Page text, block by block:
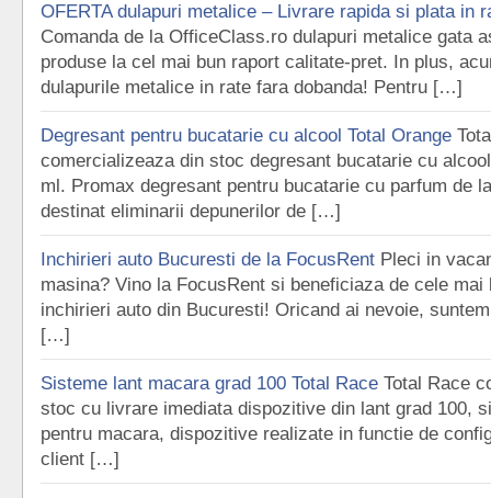
OFERTA dulapuri metalice – Livrare rapida si plata in
Comanda de la OfficeClass.ro dulapuri metalice gata
produse la cel mai bun raport calitate-pret. In plus,
dulapurile metalice in rate fara dobanda! Pentru […]
Degresant pentru bucatarie cu alcool Total Orange
comercializeaza din stoc degresant bucatarie cu
ml. Promax degresant pentru bucatarie cu parfum de
destinat eliminarii depunerilor de […]
Inchirieri auto Bucuresti de la FocusRent Pleci in
masina? Vino la FocusRent si beneficiaza de cele mai
inchirieri auto din Bucuresti! Oricand ai nevoie,
[…]
Sisteme lant macara grad 100 Total Race Total Race
stoc cu livrare imediata dispozitive din lant grad 100,
pentru macara, dispozitive realizate in functie de
client […]